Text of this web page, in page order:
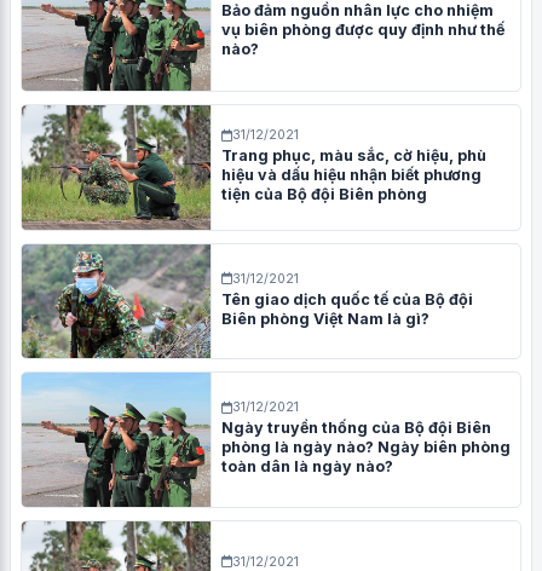
Bảo đảm nguồn nhân lực cho nhiệm
vụ biên phòng được quy định như thế
nào?
31/12/2021
Trang phục, màu sắc, cờ hiệu, phù
hiệu và dấu hiệu nhận biết phương
tiện của Bộ đội Biên phòng
31/12/2021
Tên giao dịch quốc tế của Bộ đội
Biên phòng Việt Nam là gì?
31/12/2021
Ngày truyền thống của Bộ đội Biên
phòng là ngày nào? Ngày biên phòng
toàn dân là ngày nào?
31/12/2021